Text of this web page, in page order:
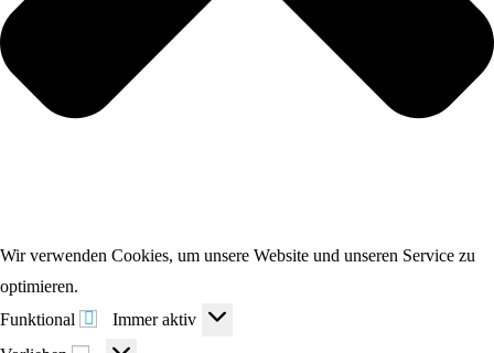
Wir verwenden Cookies, um unsere Website und unseren Service zu
optimieren.
Funktional
Funktional
Immer aktiv